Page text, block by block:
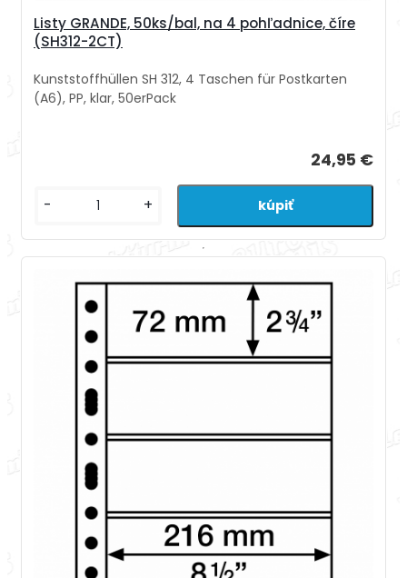
Listy GRANDE, 50ks/bal, na 4 pohľadnice, číre
(SH312-2CT)
Kunststoffhüllen SH 312, 4 Taschen für Postkarten
(A6), PP, klar, 50erPack
24,95 €
- +